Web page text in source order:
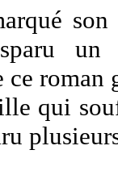
ce roman
qui